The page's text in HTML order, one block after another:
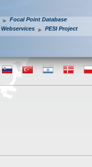
Focal Point Database
Webservices PESI Project